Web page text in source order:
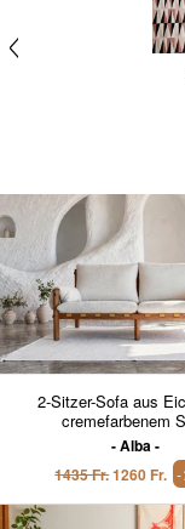
2-Sitzer-Sofa aus
cremefarbenem
Alba
1435 Fr.1260 Fr. -